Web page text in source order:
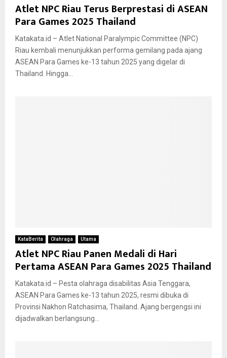
Atlet NPC Riau Terus Berprestasi di ASEAN
Para Games 2025 Thailand
Katakata.id – Atlet National Paralympic Committee (NPC)
Riau kembali menunjukkan performa gemilang pada ajang
ASEAN Para Games ke-13 tahun 2025 yang digelar di
Thailand. Hingga...
KataBerita Olahraga Utama
Atlet NPC Riau Panen Medali di Hari
Pertama ASEAN Para Games 2025 Thailand
Katakata.id – Pesta olahraga disabilitas Asia Tenggara,
ASEAN Para Games ke-13 tahun 2025, resmi dibuka di
Provinsi Nakhon Ratchasima, Thailand. Ajang bergengsi ini
dijadwalkan berlangsung...